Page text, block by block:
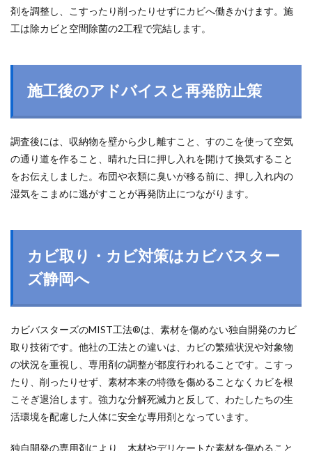
剤を調整し、こすったり削ったりせずにカビへ働きかけます。施
工は除カビと空間除菌の2工程で完結します。
施工後のアドバイスと再発防止策
調査後には、収納物を壁から少し離すこと、すのこを使って空気
の通り道を作ること、晴れた日に押し入れを開けて換気すること
をお伝えしました。布団や衣類に臭いが移る前に、押し入れ内の
湿気をこまめに逃がすことが再発防止につながります。
カビ取り・カビ対策はカビバスター
ズ静岡へ
カビバスターズのMIST工法®は、素材を傷めない独自開発のカビ
取り技術です。他社の工法との違いは、カビの繁殖状況や対象物
の状況を重視し、専用剤の調整が都度行われることです。こすっ
たり、削ったりせず、素材本来の特徴を傷めることなくカビを根
こそぎ退治します。強力な分解死滅力と反して、わたしたちの生
活環境を配慮した人体に安全な専用剤となっています。
独自開発の専用剤により、木材やデリケートな素材を傷めること